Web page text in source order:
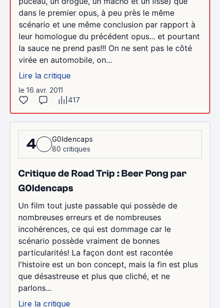
dans le premier opus, à peu près le même
scénario et une même conclusion par rapport à
leur homologue du précédent opus... et pourtant
la sauce ne prend pas!!! On ne sent pas le côté
virée en automobile, on...
Lire la critique
le 16 avr. 2011
417
4
G0ldencaps
80 critiques
Critique de Road Trip : Beer Pong par
G0ldencaps
Un film tout juste passable qui possède de
nombreuses erreurs et de nombreuses
incohérences, ce qui est dommage car le
scénario possède vraiment de bonnes
particularités! La façon dont est racontée
l'histoire est un bon concept, mais la fin est plus
que désastreuse et plus que cliché, et ne
parlons...
Lire la critique